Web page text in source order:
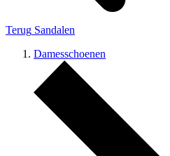
Terug Sandalen
Damesschoenen